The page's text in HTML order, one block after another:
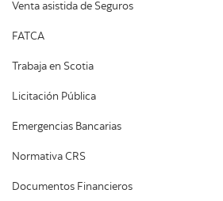
Venta asistida de Seguros
FATCA
Trabaja en Scotia
Licitación Pública
Emergencias Bancarias
Normativa CRS
Documentos Financieros